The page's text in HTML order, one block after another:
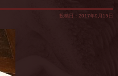
投稿日：2017年9月15日